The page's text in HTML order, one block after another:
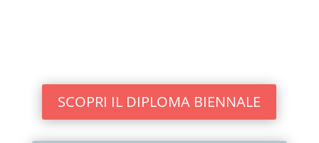
SCOPRI IL DIPLOMA BIENNALE